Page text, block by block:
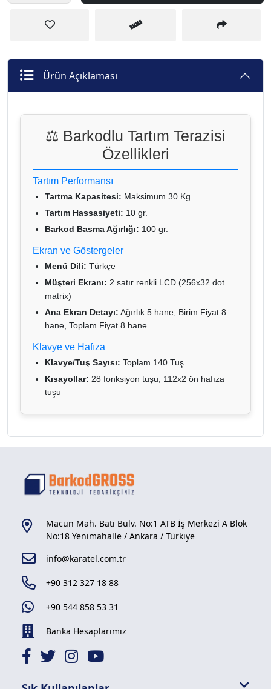
Ürün Açıklaması
⚖️ Barkodlu Tartım Terazisi
Özellikleri
Tartım Performansı
Tartma Kapasitesi: Maksimum 30 Kg.
Tartım Hassasiyeti: 10 gr.
Barkod Basma Ağırlığı: 100 gr.
Ekran ve Göstergeler
Menü Dili: Türkçe
Müşteri Ekranı: 2 satır renkli LCD (256x32 dot
matrix)
Ana Ekran Detayı: Ağırlık 5 hane, Birim Fiyat 8
hane, Toplam Fiyat 8 hane
Klavye ve Hafıza
Klavye/Tuş Sayısı: Toplam 140 Tuş
Kısayollar: 28 fonksiyon tuşu, 112x2 ön hafıza
tuşu
Macun Mah. Batı Bulv. No:1 ATB İş Merkezi A Blok
No:18 Yenimahalle / Ankara / Türkiye
info@karatel.com.tr
+90 312 327 18 88
+90 544 858 53 31
Banka Hesaplarımız